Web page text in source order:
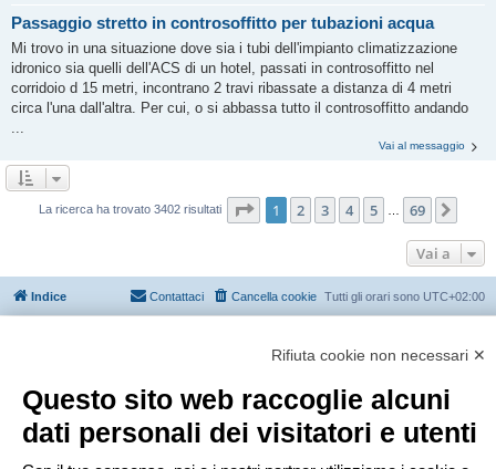
Passaggio stretto in controsoffitto per tubazioni acqua
Mi trovo in una situazione dove sia i tubi dell'impianto climatizzazione
idronico sia quelli dell'ACS di un hotel, passati in controsoffitto nel
corridoio d 15 metri, incontrano 2 travi ribassate a distanza di 4 metri
circa l'una dall'altra. Per cui, o si abbassa tutto il controsoffitto andando
Vai al messaggio
La ricerca ha trovato 3402 risultati Pagina di 69
1 2 3 4 5 69
Vai a
Indice Tutti gli orari sono UTC+02:00
Cancella cookie
Contattaci
phpBB-Italia.it
Rifiuta cookie non necessari ✕
Questo sito web raccoglie alcuni
dati personali dei visitatori e utenti